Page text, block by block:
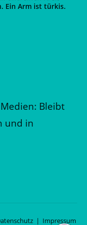
Bleibt
und in
| Impressum